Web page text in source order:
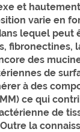
et
varie en
lequel peut
fibronectines,
des
de
à des
ce qui
de
la